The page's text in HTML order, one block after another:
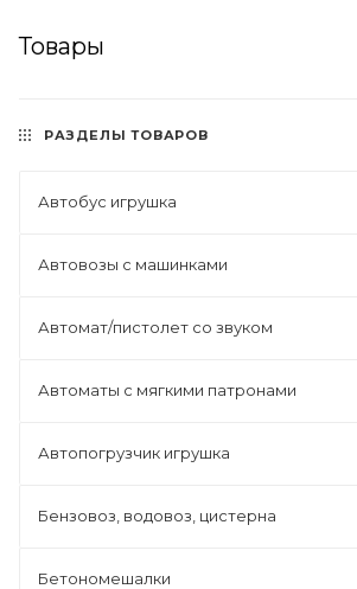
Товары
РАЗДЕЛЫ ТОВАРОВ
Автобус игрушка
Автовозы с машинками
Автомат/пистолет со звуком
Автоматы с мягкими патронами
Автопогрузчик игрушка
Бензовоз, водовоз, цистерна
Бетономешалки